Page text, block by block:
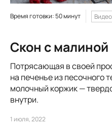
Время готовки: 50 минут
Скон с малиной
Потрясающая в своей
на печенье из песочного
молочный коржик —
внутри.
1 июля, 2022